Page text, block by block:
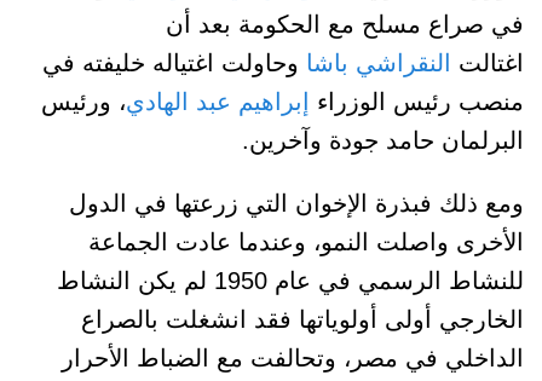
في صراع مسلح مع الحكومة بعد أن
اغتالت
النقراشي باشا وحاولت اغتياله خليفته في
منصب رئيس الوزراء
إبراهيم عبد الهادي، ورئيس
البرلمان حامد جودة وآخرين.
ومع ذلك فبذرة الإخوان التي زرعتها في الدول
الأخرى واصلت النمو، وعندما عادت الجماعة
للنشاط الرسمي في عام 1950 لم يكن النشاط
الخارجي أولى أولوياتها فقد انشغلت بالصراع
الداخلي في مصر، وتحالفت مع الضباط الأحرار